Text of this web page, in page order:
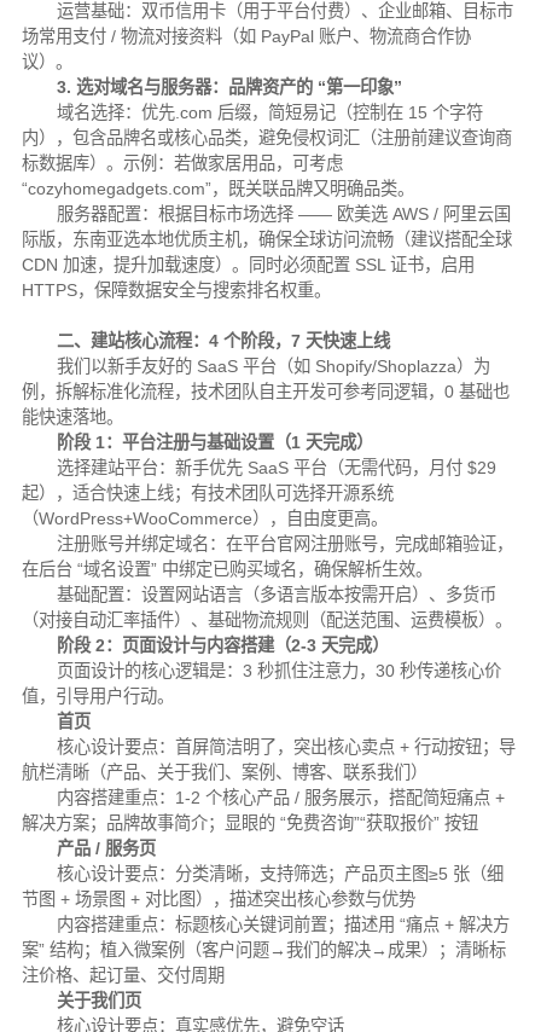
运营基础：双币信用卡（用于平台付费）、企业邮箱、目标市
场常用支付 / 物流对接资料（如 PayPal 账户、物流商合作协
议）。
3. 选对域名与服务器：品牌资产的 “第一印象”
域名选择：优先.com 后缀，简短易记（控制在 15 个字符
内），包含品牌名或核心品类，避免侵权词汇（注册前建议查询商
标数据库）。示例：若做家居用品，可考虑
“cozyhomegadgets.com”，既关联品牌又明确品类。
服务器配置：根据目标市场选择 —— 欧美选 AWS / 阿里云国
际版，东南亚选本地优质主机，确保全球访问流畅（建议搭配全球
CDN 加速，提升加载速度）。同时必须配置 SSL 证书，启用
HTTPS，保障数据安全与搜索排名权重。
二、建站核心流程：4 个阶段，7 天快速上线
我们以新手友好的 SaaS 平台（如 Shopify/Shoplazza）为
例，拆解标准化流程，技术团队自主开发可参考同逻辑，0 基础也
能快速落地。
阶段 1：平台注册与基础设置（1 天完成）
选择建站平台：新手优先 SaaS 平台（无需代码，月付 $29
起），适合快速上线；有技术团队可选择开源系统
（WordPress+WooCommerce），自由度更高。
注册账号并绑定域名：在平台官网注册账号，完成邮箱验证，
在后台 “域名设置” 中绑定已购买域名，确保解析生效。
基础配置：设置网站语言（多语言版本按需开启）、多货币
（对接自动汇率插件）、基础物流规则（配送范围、运费模板）。
阶段 2：页面设计与内容搭建（2-3 天完成）
页面设计的核心逻辑是：3 秒抓住注意力，30 秒传递核心价
值，引导用户行动。
首页
核心设计要点： 首屏简洁明了，突出核心卖点 + 行动按钮；导
航栏清晰（产品、关于我们、案例、博客、联系我们）
内容搭建重点： 1-2 个核心产品 / 服务展示，搭配简短痛点 +
解决方案；品牌故事简介；显眼的 “免费咨询”“获取报价” 按钮
产品 / 服务页
核心设计要点： 分类清晰，支持筛选；产品页主图≥5 张（细
节图 + 场景图 + 对比图），描述突出核心参数与优势
内容搭建重点： 标题核心关键词前置；描述用 “痛点 + 解决方
案” 结构；植入微案例（客户问题→我们的解决→成果）；清晰标
注价格、起订量、交付周期
关于我们页
核心设计要点： 真实感优先，避免空话